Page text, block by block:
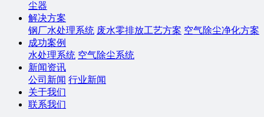
尘器
解决方案
钢厂水处理系统 废水零排放工艺方案 空气除尘净化方案
成功案例
水处理系统 空气除尘系统
新闻资讯
公司新闻 行业新闻
关于我们
联系我们